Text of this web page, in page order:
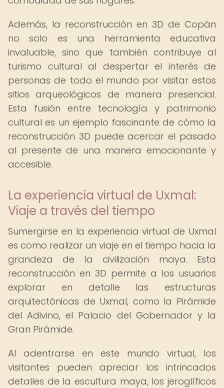
Además, la reconstrucción en 3D de Copán
no solo es una herramienta educativa
invaluable, sino que también contribuye al
turismo cultural al despertar el interés de
personas de todo el mundo por visitar estos
sitios arqueológicos de manera presencial.
Esta fusión entre tecnología y patrimonio
cultural es un ejemplo fascinante de cómo la
reconstrucción 3D puede acercar el pasado
al presente de una manera emocionante y
accesible.
La experiencia virtual de Uxmal:
Viaje a través del tiempo
Sumergirse en la experiencia virtual de Uxmal
es como realizar un viaje en el tiempo hacia la
grandeza de la civilización maya. Esta
reconstrucción en 3D permite a los usuarios
explorar en detalle las estructuras
arquitectónicas de Uxmal, como la Pirámide
del Adivino, el Palacio del Gobernador y la
Gran Pirámide.
Al adentrarse en este mundo virtual, los
visitantes pueden apreciar los intrincados
detalles de la escultura maya, los jeroglíficos